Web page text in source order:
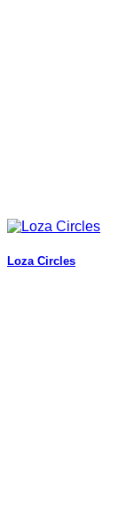
Loza Circles